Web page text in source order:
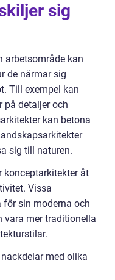
sig
arbetsområde kan
de närmar sig
Till exempel kan
på detaljer och
kan betona
sig till naturen.
konceptarkitekter åt
Vissa
för sin moderna och
vara mer traditionella
med olika